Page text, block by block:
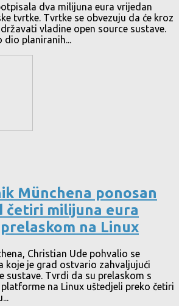
dva milijuna eura vrijedan
tvrtke. Tvrtke se obvezuju da će kroz
vladine open source sustave.
dio planiranih...
Münchena ponosan
četiri milijuna eura
na Linux
Christian Ude pohvalio se
koje je grad ostvario zahvaljujući
sustave. Tvrdi da su prelaskom s
na Linux uštedjeli preko četiri